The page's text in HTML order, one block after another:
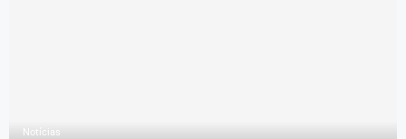
Notícias